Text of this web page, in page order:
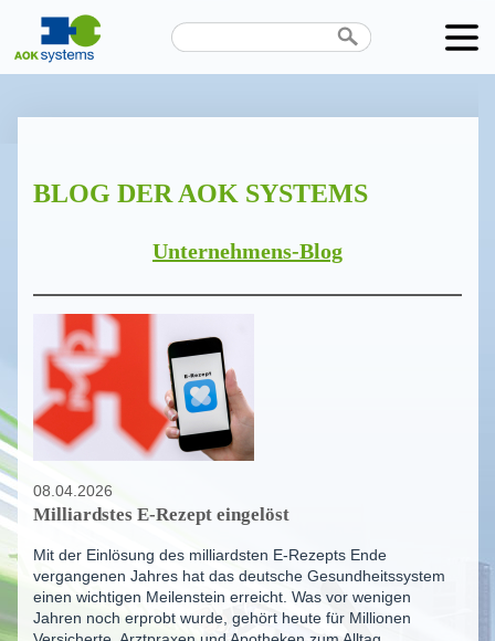
BLOG DER AOK SYSTEMS
Unternehmens-Blog
08.04.2026
Milliardstes E-Rezept eingelöst
Mit der Einlösung des milliardsten E-Rezepts Ende
vergangenen Jahres hat das deutsche Gesundheitssystem
einen wichtigen Meilenstein erreicht. Was vor wenigen
Jahren noch erprobt wurde, gehört heute für Millionen
Karriere
Termine
Kontakt
Datenschutz